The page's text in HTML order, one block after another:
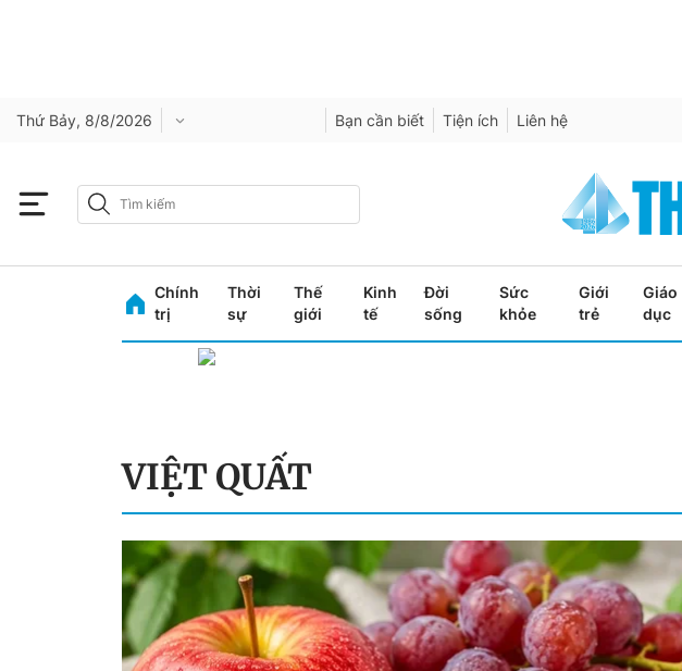
Thứ Bảy, 8/8/2026 Bạn cần biết Tiện ích Liên hệ
Chính
trị
Thời
sự
Thế
giới
Kinh
tế
Đời
sống
Sức
khỏe
Giới
trẻ
Giáo
dục
VIỆT QUẤT